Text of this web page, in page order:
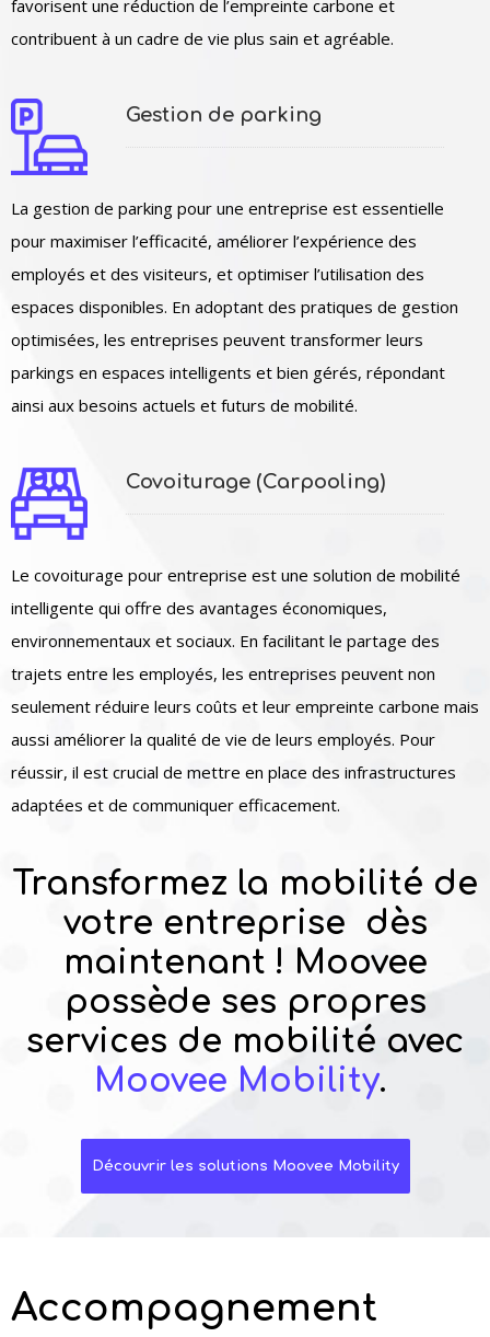
favorisent une réduction de l’empreinte carbone et
contribuent à un cadre de vie plus sain et agréable.
Gestion de parking
La gestion de parking pour une entreprise est essentielle
pour maximiser l’efficacité, améliorer l’expérience des
employés et des visiteurs, et optimiser l’utilisation des
espaces disponibles. En adoptant des pratiques de gestion
optimisées, les entreprises peuvent transformer leurs
parkings en espaces intelligents et bien gérés, répondant
ainsi aux besoins actuels et futurs de mobilité.
Covoiturage (Carpooling)
Le covoiturage pour entreprise est une solution de mobilité
intelligente qui offre des avantages économiques,
environnementaux et sociaux. En facilitant le partage des
trajets entre les employés, les entreprises peuvent non
seulement réduire leurs coûts et leur empreinte carbone mais
aussi améliorer la qualité de vie de leurs employés. Pour
réussir, il est crucial de mettre en place des infrastructures
adaptées et de communiquer efficacement.
Transformez la mobilité de
votre entreprise dès
maintenant ! Moovee
possède ses propres
services de mobilité avec
Moovee Mobility.
Découvrir les solutions Moovee Mobility
Accompagnement